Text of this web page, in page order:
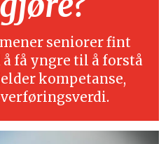
mener seniorer fint
få yngre til å forstå
kompetanse,